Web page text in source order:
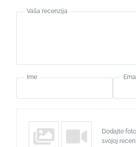
Vaša recenzija
Ime
Dodajte
svojoj